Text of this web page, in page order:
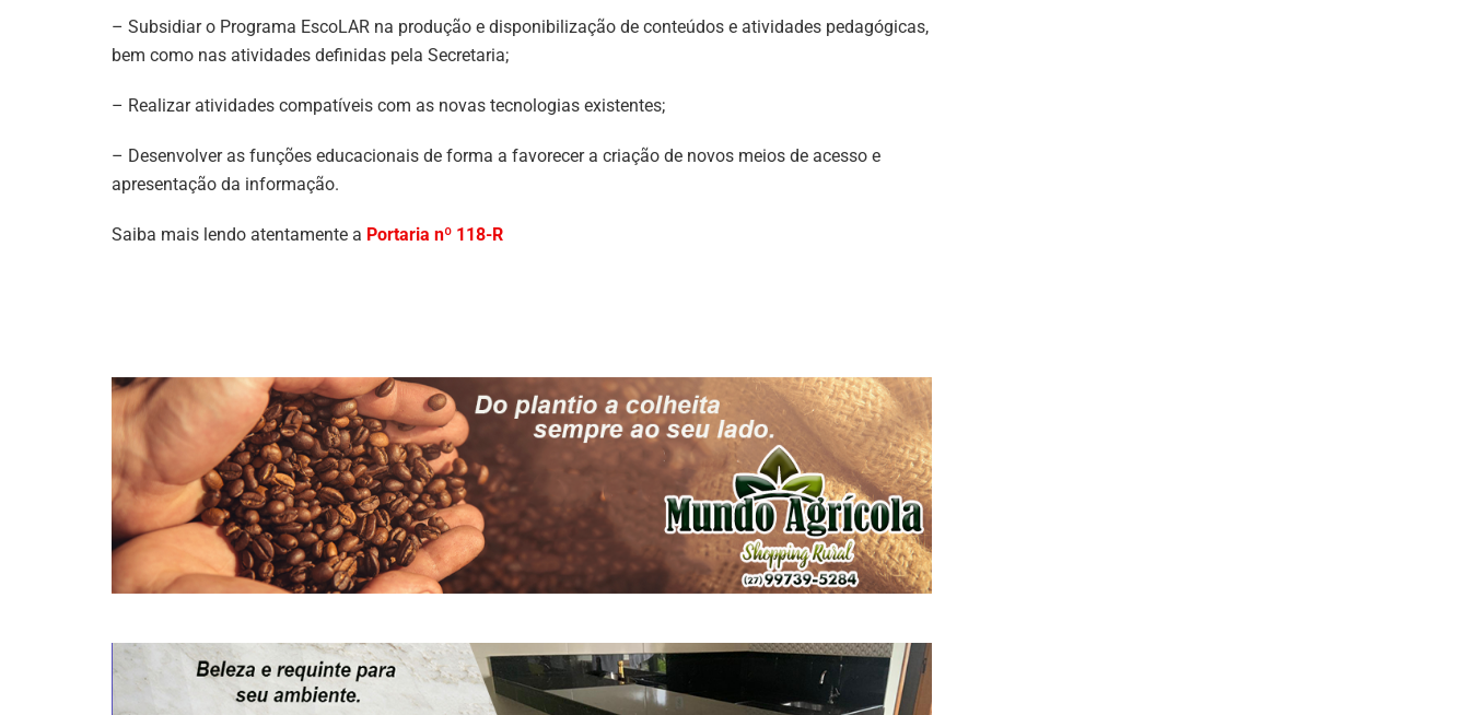
– Subsidiar o Programa EscoLAR na produção e disponibilização de conteúdos e atividades pedagógicas,
bem como nas atividades definidas pela Secretaria;
– Realizar atividades compatíveis com as novas tecnologias existentes;
– Desenvolver as funções educacionais de forma a favorecer a criação de novos meios de acesso e
apresentação da informação.
Saiba mais lendo atentamente a Portaria nº 118-R